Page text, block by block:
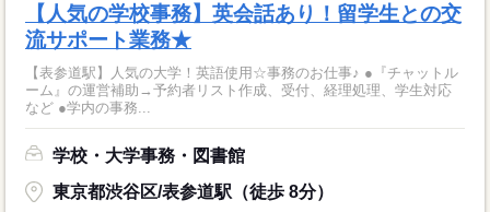
【人気の学校事務】英会話あり！留学生との交
流サポート業務★
【表参道駅】人気の大学！英語使用☆事務のお仕事♪ ●『チャットル
ーム』の運営補助→予約者リスト作成、受付、経理処理、学生対応
など ●学内の事務...
学校・大学事務・図書館
東京都渋谷区/表参道駅（徒歩 8分）